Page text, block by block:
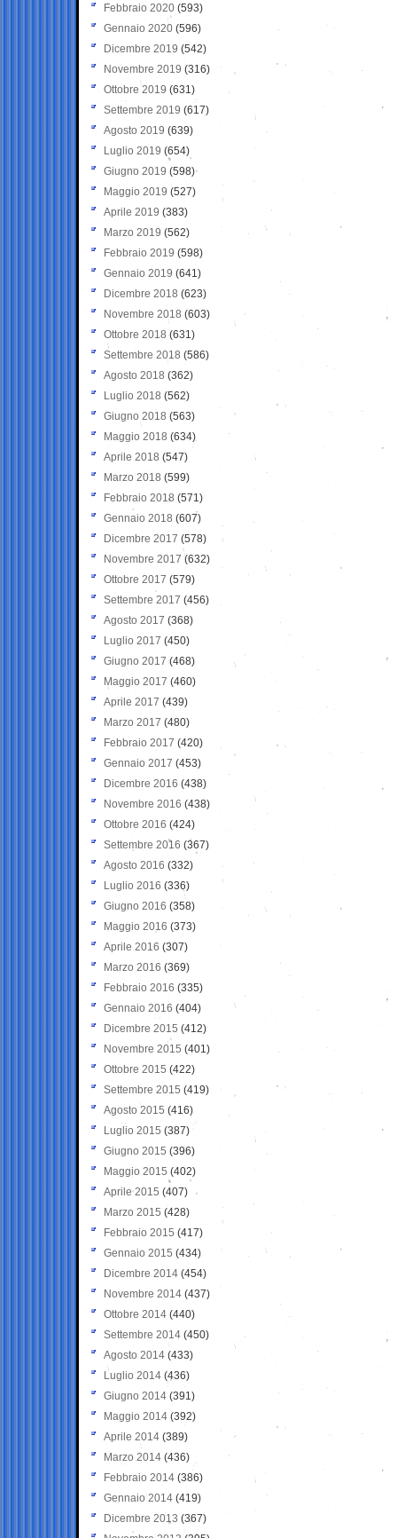
Febbraio 2020 (593)
Gennaio 2020 (596)
Dicembre 2019 (542)
Novembre 2019 (316)
Ottobre 2019 (631)
Settembre 2019 (617)
Agosto 2019 (639)
Luglio 2019 (654)
Giugno 2019 (598)
Maggio 2019 (527)
Aprile 2019 (383)
Marzo 2019 (562)
Febbraio 2019 (598)
Gennaio 2019 (641)
Dicembre 2018 (623)
Novembre 2018 (603)
Ottobre 2018 (631)
Settembre 2018 (586)
Agosto 2018 (362)
Luglio 2018 (562)
Giugno 2018 (563)
Maggio 2018 (634)
Aprile 2018 (547)
Marzo 2018 (599)
Febbraio 2018 (571)
Gennaio 2018 (607)
Dicembre 2017 (578)
Novembre 2017 (632)
Ottobre 2017 (579)
Settembre 2017 (456)
Agosto 2017 (368)
Luglio 2017 (450)
Giugno 2017 (468)
Maggio 2017 (460)
Aprile 2017 (439)
Marzo 2017 (480)
Febbraio 2017 (420)
Gennaio 2017 (453)
Dicembre 2016 (438)
Novembre 2016 (438)
Ottobre 2016 (424)
Settembre 2016 (367)
Agosto 2016 (332)
Luglio 2016 (336)
Giugno 2016 (358)
Maggio 2016 (373)
Aprile 2016 (307)
Marzo 2016 (369)
Febbraio 2016 (335)
Gennaio 2016 (404)
Dicembre 2015 (412)
Novembre 2015 (401)
Ottobre 2015 (422)
Settembre 2015 (419)
Agosto 2015 (416)
Luglio 2015 (387)
Giugno 2015 (396)
Maggio 2015 (402)
Aprile 2015 (407)
Marzo 2015 (428)
Febbraio 2015 (417)
Gennaio 2015 (434)
Dicembre 2014 (454)
Novembre 2014 (437)
Ottobre 2014 (440)
Settembre 2014 (450)
Agosto 2014 (433)
Luglio 2014 (436)
Giugno 2014 (391)
Maggio 2014 (392)
Aprile 2014 (389)
Marzo 2014 (436)
Febbraio 2014 (386)
Gennaio 2014 (419)
Dicembre 2013 (367)